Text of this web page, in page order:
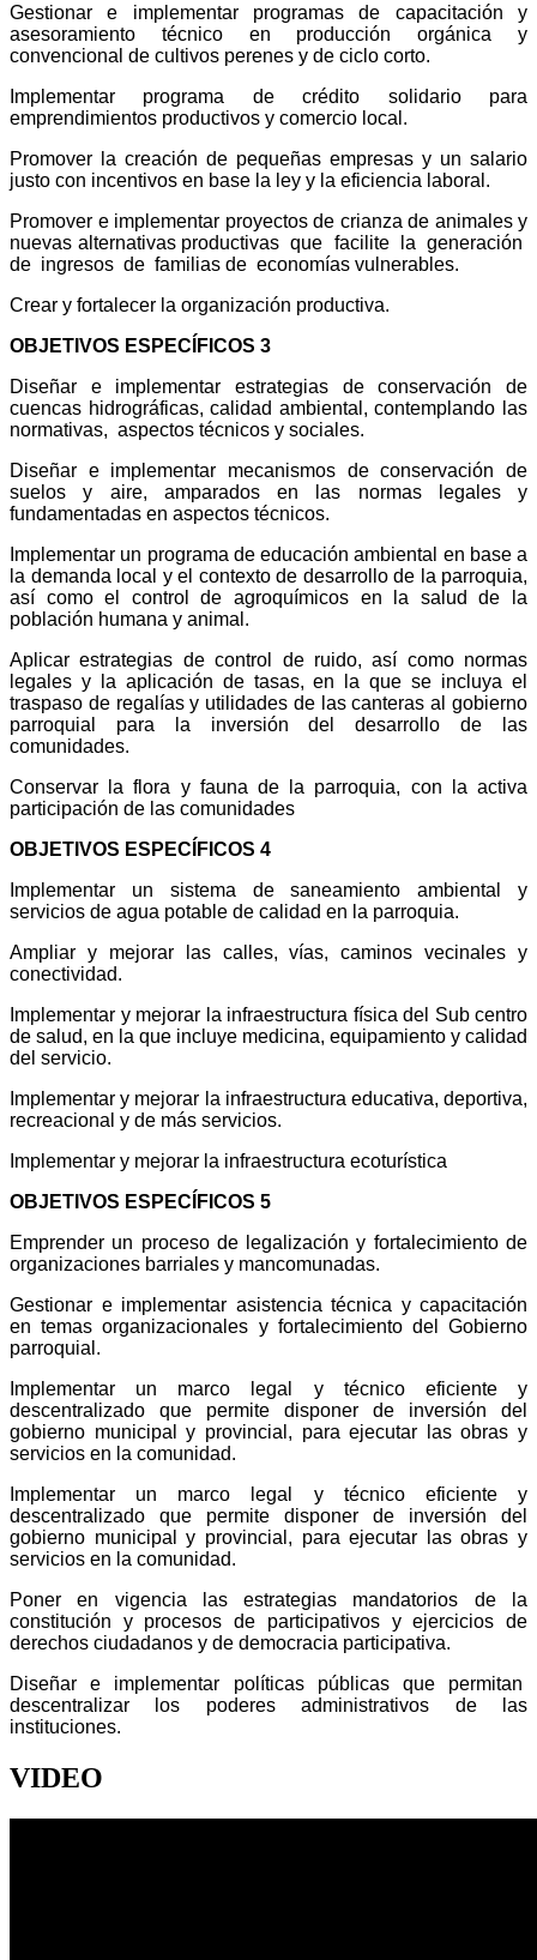
Gestionar e implementar programas de capacitación y
asesoramiento técnico en producción orgánica y
convencional de cultivos perenes y de ciclo corto.
Implementar programa de crédito solidario para
emprendimientos productivos y comercio local.
Promover la creación de pequeñas empresas y un salario
justo con incentivos en base la ley y la eficiencia laboral.
Promover e implementar proyectos de crianza de animales y
nuevas alternativas productivas que facilite la generación
de ingresos de familias de economías vulnerables.
Crear y fortalecer la organización productiva.
OBJETIVOS ESPECÍFICOS 3
Diseñar e implementar estrategias de conservación de
cuencas hidrográficas, calidad ambiental, contemplando las
normativas, aspectos técnicos y sociales.
Diseñar e implementar mecanismos de conservación de
suelos y aire, amparados en las normas legales y
fundamentadas en aspectos técnicos.
Implementar un programa de educación ambiental en base a
la demanda local y el contexto de desarrollo de la parroquia,
así como el control de agroquímicos en la salud de la
población humana y animal.
Aplicar estrategias de control de ruido, así como normas
legales y la aplicación de tasas, en la que se incluya el
traspaso de regalías y utilidades de las canteras al gobierno
parroquial para la inversión del desarrollo de las
comunidades.
Conservar la flora y fauna de la parroquia, con la activa
participación de las comunidades
OBJETIVOS ESPECÍFICOS 4
Implementar un sistema de saneamiento ambiental y
servicios de agua potable de calidad en la parroquia.
Ampliar y mejorar las calles, vías, caminos vecinales y
conectividad.
Implementar y mejorar la infraestructura física del Sub centro
de salud, en la que incluye medicina, equipamiento y calidad
del servicio.
Implementar y mejorar la infraestructura educativa, deportiva,
recreacional y de más servicios.
Implementar y mejorar la infraestructura ecoturística
OBJETIVOS ESPECÍFICOS 5
Emprender un proceso de legalización y fortalecimiento de
organizaciones barriales y mancomunadas.
Gestionar e implementar asistencia técnica y capacitación
en temas organizacionales y fortalecimiento del Gobierno
parroquial.
Implementar un marco legal y técnico eficiente y
descentralizado que permite disponer de inversión del
gobierno municipal y provincial, para ejecutar las obras y
servicios en la comunidad.
Implementar un marco legal y técnico eficiente y
descentralizado que permite disponer de inversión del
gobierno municipal y provincial, para ejecutar las obras y
servicios en la comunidad.
Poner en vigencia las estrategias mandatorios de la
constitución y procesos de participativos y ejercicios de
derechos ciudadanos y de democracia participativa.
Diseñar e implementar políticas públicas que permitan
descentralizar los poderes administrativos de las
instituciones.
VIDEO